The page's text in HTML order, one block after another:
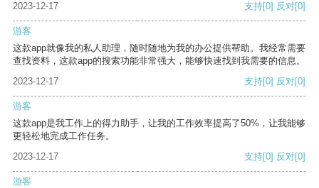
2023-12-17 支持[0] 反对[0]
游客
这款app就像我的私人助理，随时随地为我的办公提供帮助。我经常需要
查找资料，这款app的搜索功能非常强大，能够快速找到我需要的信息。
2023-12-17
支持[0] 反对[0]
游客
这款app是我工作上的得力助手，让我的工作效率提高了50%，让我能够
更轻松地完成工作任务。
2023-12-17
支持[0] 反对[0]
游客